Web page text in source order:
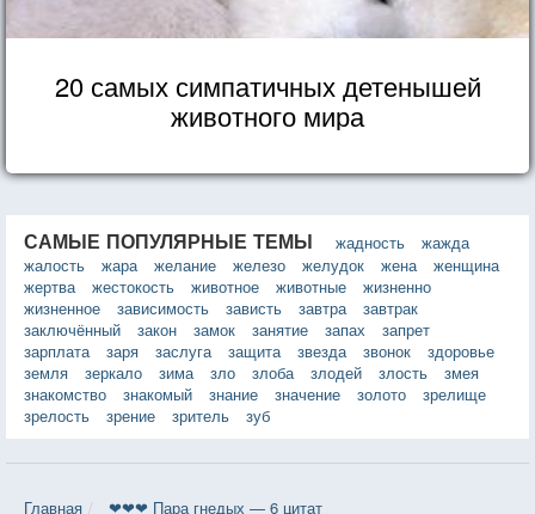
20 самых симпатичных детенышей
животного мира
САМЫЕ ПОПУЛЯРНЫЕ ТЕМЫ жадность
жажда
жалость
жара желание железо желудок жена
женщина
жертва
жестокость животное животные
жизненно
жизненное
зависимость зависть завтра
завтрак
заключённый
закон замок занятие запах
запрет
зарплата
заря заслуга защита звезда звонок
здоровье
земля
зеркало зима зло злоба злодей злость
змея
знакомство
знакомый знание значение золото
зрелище
зрелость
зрение зритель зуб
Главная ❤❤❤ Пара гнедых — 6 цитат